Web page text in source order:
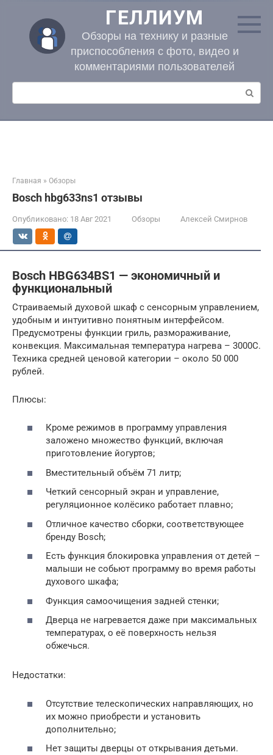
контенту
ГЕЛЛИУМ
Обзоры на технику и разные
приспособления с фото, видео и
комментариями пользователей
Поиск:
Главная » Обзоры
Bosch hbg633ns1 отзывы
Опубликовано: 18 Авг 2021 Обзоры Алексей Смирнов
Bosch HBG634BS1 — экономичный и
функциональный
Страиваемый духовой шкаф с сенсорным управлением,
удобным и интуитивно понятным интерфейсом.
Предусмотрены функции гриль, размораживание,
конвекция. Максимальная температура нагрева – 3000С.
Техника средней ценовой категории – около 50 000
рублей.
Плюсы:
Кроме режимов в программу управления
заложено множество функций, включая
приготовление йогуртов;
Вместительный объём 71 литр;
Четкий сенсорный экран и управление,
регуляционное колёсико работает плавно;
Отличное качество сборки, соответствующее
бренду Bosch;
Есть функция блокировка управления от детей –
малыши не собьют программу во время работы
духового шкафа;
Функция самоочищения задней стенки;
Дверца не нагревается даже при максимальных
температурах, о её поверхность нельзя
обжечься.
Недостатки:
Отсутствие телескопических направляющих, но
их можно приобрести и установить
дополнительно;
Нет защиты дверцы от открывания детьми.